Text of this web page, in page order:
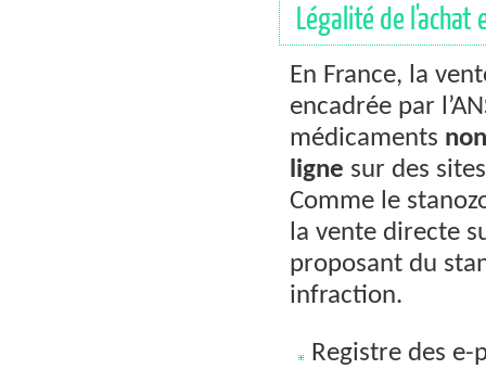
Légalité de l'achat
En France, la
encadrée par
médicaments
ligne sur des
Comme le
la vente directe
proposant du
infraction.
Registre des e-